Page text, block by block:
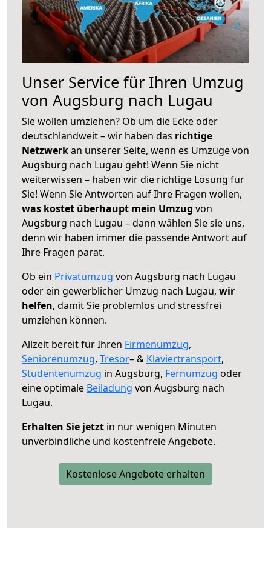
Unser Service für Ihren Umzug
von Augsburg nach Lugau
Sie wollen umziehen? Ob um die Ecke oder
deutschlandweit – wir haben das richtige
Netzwerkan unserer Seite, wenn es Umzüge von
Augsburg nach Lugau geht! Wenn Sie nicht
weiterwissen – haben wir die richtige Lösung für
Sie! Wenn Sie Antworten auf Ihre Fragen wollen,
was kostet überhaupt mein Umzug von
Augsburg nach Lugau – dann wählen Sie sie uns,
denn wir haben immer die passende Antwort auf
Ihre Fragen parat.
Ob ein Privatumzug von Augsburg nach Lugau
oder ein gewerblicher Umzug nach Lugau, wir
helfen, damit Sie problemlos und stressfrei
umziehen können.
Allzeit bereit für Ihren Firmenumzug,
Seniorenumzug, Tresor– & Klaviertransport,
Studentenumzug in Augsburg, Fernumzug oder
eine optimale Beiladung von Augsburg nach
Lugau.
Erhalten Sie jetzt in nur wenigen Minuten
unverbindliche und kostenfreie Angebote.
Kostenlose Angebote erhalten